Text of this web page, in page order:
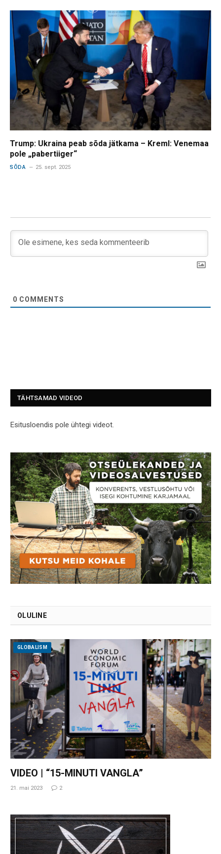
Trump: Ukraina peab sõda jätkama – Kreml: Venemaa
pole „pabertiiger“
SÕDA 25. sept. 2025
0 COMMENTS
TÄHTSAMAD VIDEOD
Esitusloendis pole ühtegi videot.
OLULINE
GLOBALISM
VIDEO | “15-MINUTI VANGLA”
21. mai 2023 2